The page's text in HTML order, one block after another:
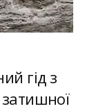
гід з